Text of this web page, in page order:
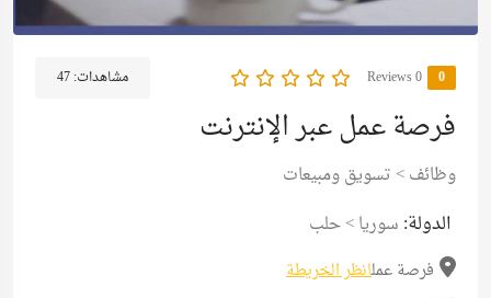
0
0 Reviews مشاهدات:47
فرصة عمل عبر الإنترنت
وظائف> تسويق ومبيعات
الدولة: سوريا>حلب
فرصة عملانظر الخريطة